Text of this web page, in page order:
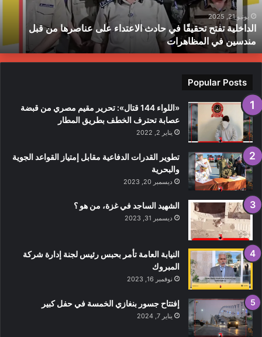
على
عناصرها
من
قبل
مندسين
في
المظاهرات
يونيو 21, 2025
الداخلية تفتح تحقيقًا في حادث الاعتداء على عناصرها من قبل
مندسين في المظاهرات
Popular Posts
«اللواء 144 قتال»: تحرير مقيم مصري من قبضة
عصابة تحترف الخطف بطريق المطار
يناير 2, 2022
تطوير القدرات الدفاعية مقابل إمتياز القواعد الجوية
والبحرية
ديسمبر 20, 2023
الشهيد الساجد في غزة، من هو ؟
ديسمبر 31, 2023
النيابة العامة تأمر بحبس رئيس لجنة إدارة شركة
المبروك
نوفمبر 16, 2023
إفتتاح جسور بنغازي الخمسة في حفل كبير
يناير 7, 2024